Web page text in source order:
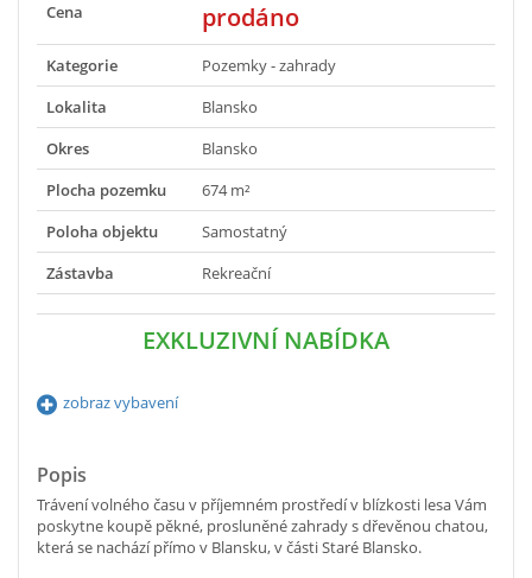
Cena prodáno
Kategorie
Pozemky - zahrady
Lokalita
Blansko
Okres
Blansko
Plocha pozemku
674 m²
Poloha objektu
Samostatný
Zástavba
Rekreační
EXKLUZIVNÍ NABÍDKA
zobraz vybavení
Popis
Trávení volného času v příjemném prostředí v blízkosti lesa Vám
poskytne koupě pěkné, prosluněné zahrady s dřevěnou chatou,
která se nachází přímo v Blansku, v části Staré Blansko.